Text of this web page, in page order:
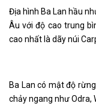
Địa hình Ba Lan hầu
Âu với độ cao trung
cao nhất là dãy núi
Ba Lan có mật độ
chảy ngang như Odra,